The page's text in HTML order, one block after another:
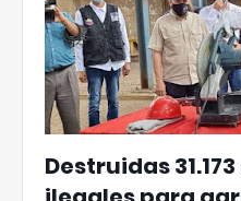
Destruidas